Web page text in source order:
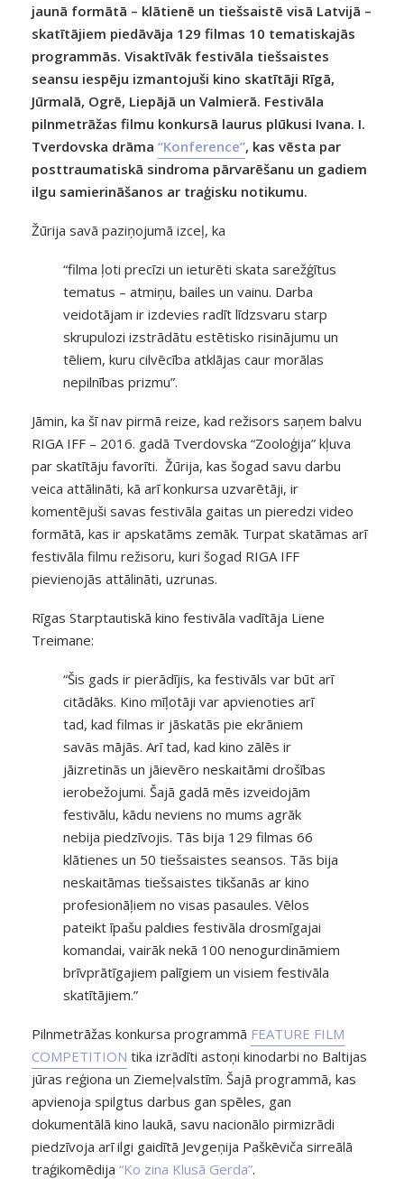
jaunā formātā – klātienē un tiešsaistē visā Latvijā –
skatītājiem piedāvāja 129 filmas 10 tematiskajās
programmās. Visaktīvāk festivāla tiešsaistes
seansu iespēju izmantojuši kino skatītāji Rīgā,
Jūrmalā, Ogrē, Liepājā un Valmierā. Festivāla
pilnmetrāžas filmu konkursā laurus plūkusi Ivana. I.
Tverdovska drāma “Konference”, kas vēsta par
posttraumatiskā sindroma pārvarēšanu un gadiem
ilgu samierināšanos ar traģisku notikumu.
Žūrija savā paziņojumā izceļ, ka
“filma ļoti precīzi un ieturēti skata sarežģītus
tematus – atmiņu, bailes un vainu. Darba
veidotājam ir izdevies radīt līdzsvaru starp
skrupulozi izstrādātu estētisko risinājumu un
tēliem, kuru cilvēcība atklājas caur morālas
nepilnības prizmu”.
Jāmin, ka šī nav pirmā reize, kad režisors saņem balvu
RIGA IFF – 2016. gadā Tverdovska “Zooloģija” kļuva
par skatītāju favorīti. Žūrija, kas šogad savu darbu
veica attālināti, kā arī konkursa uzvarētāji, ir
komentējuši savas festivāla gaitas un pieredzi video
formātā, kas ir apskatāms zemāk. Turpat skatāmas arī
festivāla filmu režisoru, kuri šogad RIGA IFF
pievienojās attālināti, uzrunas.
Rīgas Starptautiskā kino festivāla vadītāja Liene
Treimane:
“Šis gads ir pierādījis, ka festivāls var būt arī
citādāks. Kino mīļotāji var apvienoties arī
tad, kad filmas ir jāskatās pie ekrāniem
savās mājās. Arī tad, kad kino zālēs ir
jāizretinās un jāievēro neskaitāmi drošības
ierobežojumi. Šajā gadā mēs izveidojām
festivālu, kādu neviens no mums agrāk
nebija piedzīvojis. Tās bija 129 filmas 66
klātienes un 50 tiešsaistes seansos. Tās bija
neskaitāmas tiešsaistes tikšanās ar kino
profesionāļiem no visas pasaules. Vēlos
pateikt īpašu paldies festivāla drosmīgajai
komandai, vairāk nekā 100 nenogurdināmiem
brīvprātīgajiem palīgiem un visiem festivāla
skatītājiem.”
Pilnmetrāžas konkursa programmā FEATURE FILM
COMPETITION tika izrādīti astoņi kinodarbi no Baltijas
jūras reģiona un Ziemeļvalstīm. Šajā programmā, kas
apvienoja spilgtus darbus gan spēles, gan
dokumentālā kino laukā, savu nacionālo pirmizrādi
piedzīvoja arī ilgi gaidītā Jevgeņija Paškēviča sirreālā
traģikomēdija “Ko zina Klusā Gerda”.